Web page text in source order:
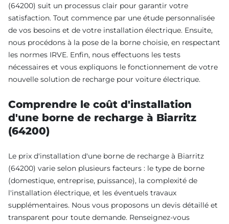
(64200) suit un processus clair pour garantir votre
satisfaction. Tout commence par une étude personnalisée
de vos besoins et de votre installation électrique. Ensuite,
nous procédons à la pose de la borne choisie, en respectant
les normes IRVE. Enfin, nous effectuons les tests
nécessaires et vous expliquons le fonctionnement de votre
nouvelle solution de recharge pour voiture électrique.
Comprendre le coût d'installation
d'une borne de recharge à Biarritz
(64200)
Le prix d'installation d'une borne de recharge à Biarritz
(64200) varie selon plusieurs facteurs : le type de borne
(domestique, entreprise, puissance), la complexité de
l'installation électrique, et les éventuels travaux
supplémentaires. Nous vous proposons un devis détaillé et
transparent pour toute demande. Renseignez-vous